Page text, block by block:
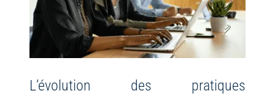
L’évolution des pratiques